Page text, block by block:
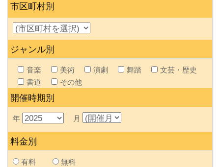
市区町村別
ジャンル別
音楽 美術 演劇 舞踏
文芸・歴史
書道
その他
開催時期別
年 月
料金別
有料 無料